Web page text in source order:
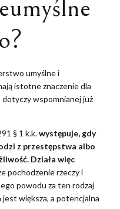
umyślne i
istotne znaczenie dla
wspomnianej już
§ 1 k.k.występuje, gdy
z przestępstwa albo
Działa więc
pochodzenie rzeczy i
powodu za ten rodzaj
jest większa, a potencjalna